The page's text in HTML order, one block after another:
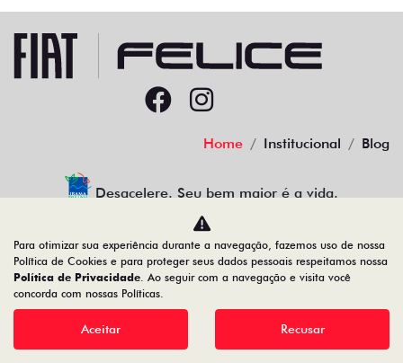
Home Institucional Blog
Desacelere. Seu bem maior é a vida.
91.525.790/0001-84
Desenvolvido pela DEALERSPACE ® Direitos Reservados.
Para otimizar sua experiência durante a navegação, fazemos uso de nossa
Política de Cookies e para proteger seus dados pessoais respeitamos nossa
Política de Privacidade. Ao seguir com a navegação e visita você
concorda com nossas Políticas.
Aceitar Recusar